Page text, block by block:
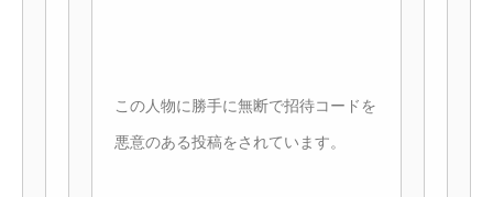
この人物に勝手に無断で招待コードを
悪意のある投稿をされています。